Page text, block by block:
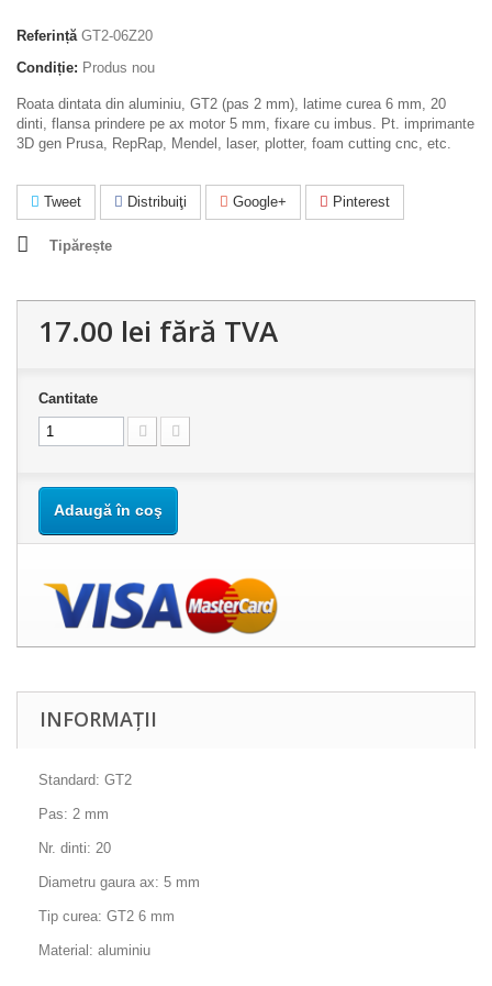
Referință GT2-06Z20
Condiție: Produs nou
Roata dintata din aluminiu, GT2 (pas 2 mm), latime curea 6 mm, 20
dinti, flansa prindere pe ax motor 5 mm, fixare cu imbus. Pt. imprimante
3D gen Prusa, RepRap, Mendel, laser, plotter, foam cutting cnc, etc.
Tweet Distribuiţi Google+ Pinterest
Tipărește
17.00 lei fără TVA
Cantitate
Adaugă în coş
INFORMAȚII
Standard: GT2
Pas: 2 mm
Nr. dinti: 20
Diametru gaura ax: 5 mm
Tip curea: GT2 6 mm
Material: aluminiu